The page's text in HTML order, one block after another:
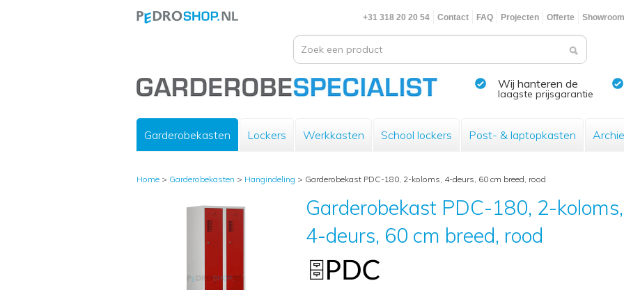
+31 318 20 20 54 Contact FAQ Projecten Offerte Showroom
Wij hanteren de
laagste prijsgarantie
Garderobekasten Lockers Werkkasten School lockers Post- & laptopkasten
Home > Garderobekasten > Hangindeling > Garderobekast PDC-180, 2-koloms, 4-deurs, 60 cm breed, rood
Garderobekast PDC-180, 2-koloms,
4-deurs, 60 cm breed, rood